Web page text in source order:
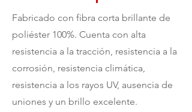
Fabricado con fibra corta brillante de
poliéster 100%. Cuenta con alta
resistencia a la tracción, resistencia a la
corrosión, resistencia climática,
resistencia a los rayos UV, ausencia de
uniones y un brillo excelente.